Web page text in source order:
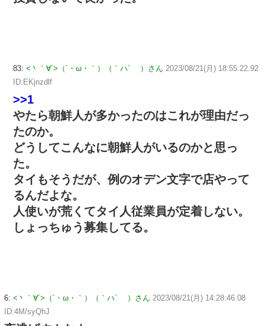
83: <丶｀∀´>（´・ω・｀）（｀ハ´ ）さん 2023/08/21(月) 18:55:22.92
ID:EKjnzdlf
>>1
やたら朝鮮人が多かったのはこれが理由だっ
たのか。
どうしてこんなに朝鮮人がいるのかと思っ
た。
タイもそうだが、例のオデン文字で店やって
るんだよな。
人使いが荒くてタイ人従業員が定着しない。
しょっちゅう募集してる。
6: <丶｀∀´>（´・ω・｀）（｀ハ´ ）さん 2023/08/21(月) 14:28:46.08
ID:4M/syQhJ